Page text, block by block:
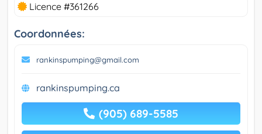
Licence #361266
Coordonnées:
rankinspumping@gmail.com
rankinspumping.ca
(905) 689-5585